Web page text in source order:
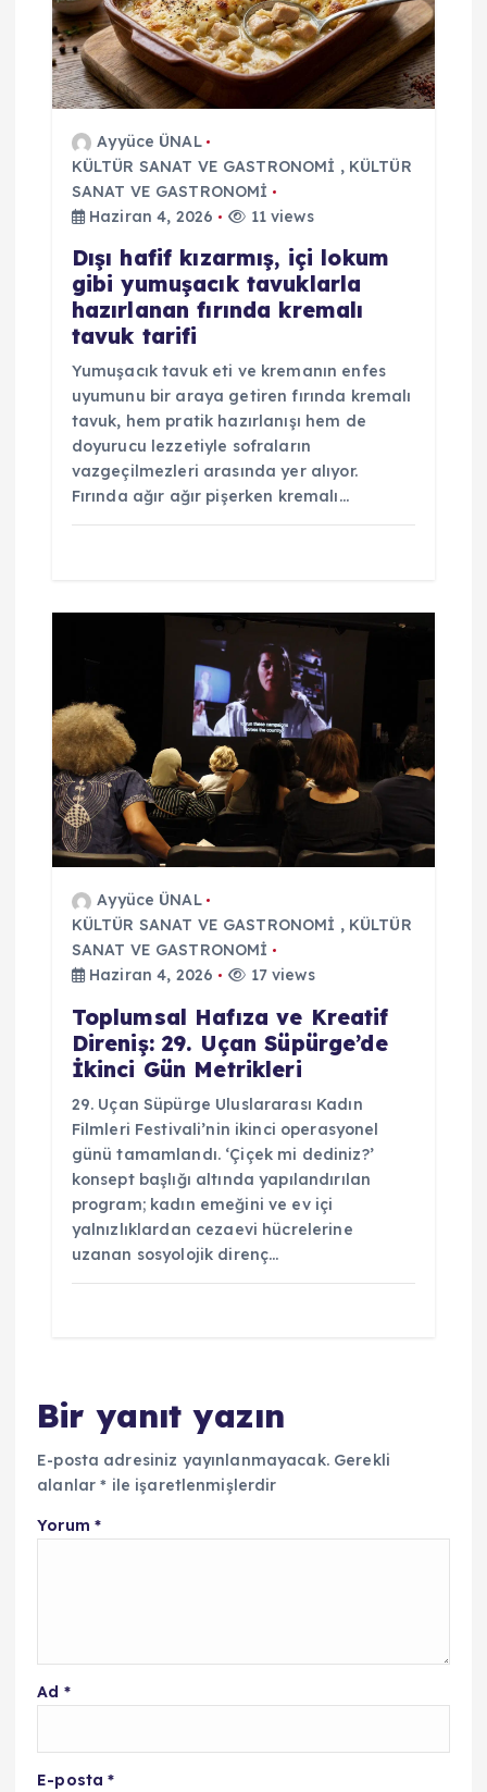
m
e
Ayyüce ÜNAL
KÜLTÜR SANAT VE GASTRONOMİ , KÜLTÜR
SANAT VE GASTRONOMİ
Haziran 4, 2026
11 views
Dışı hafif kızarmış, içi lokum
gibi yumuşacık tavuklarla
hazırlanan fırında kremalı
tavuk tarifi
Yumuşacık tavuk eti ve kremanın enfes
uyumunu bir araya getiren fırında kremalı
tavuk, hem pratik hazırlanışı hem de
doyurucu lezzetiyle sofraların
vazgeçilmezleri arasında yer alıyor.
Fırında ağır ağır pişerken kremalı…
Ayyüce ÜNAL
KÜLTÜR SANAT VE GASTRONOMİ , KÜLTÜR
SANAT VE GASTRONOMİ
Haziran 4, 2026
17 views
Toplumsal Hafıza ve Kreatif
Direniş: 29. Uçan Süpürge’de
İkinci Gün Metrikleri
29. Uçan Süpürge Uluslararası Kadın
Filmleri Festivali’nin ikinci operasyonel
günü tamamlandı. ‘Çiçek mi dediniz?’
konsept başlığı altında yapılandırılan
program; kadın emeğini ve ev içi
yalnızlıklardan cezaevi hücrelerine
uzanan sosyolojik direnç…
Bir yanıt yazın
E-posta adresiniz yayınlanmayacak. Gerekli
alanlar* ile işaretlenmişlerdir
Yorum *
Ad *
E-posta*